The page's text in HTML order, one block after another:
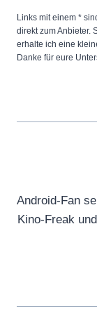
Links mit einem *
direkt zum Anbieter.
erhalte ich eine
Danke für eure
Android-Fan
Kino-Freak